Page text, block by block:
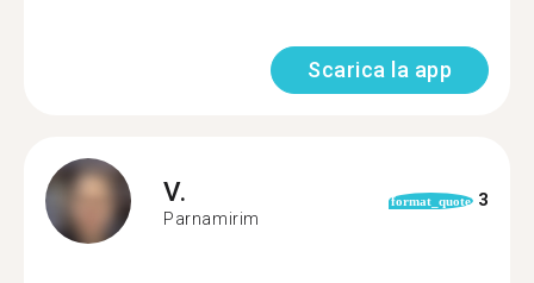
Scarica la app
V.
Parnamirim
format_quote 3